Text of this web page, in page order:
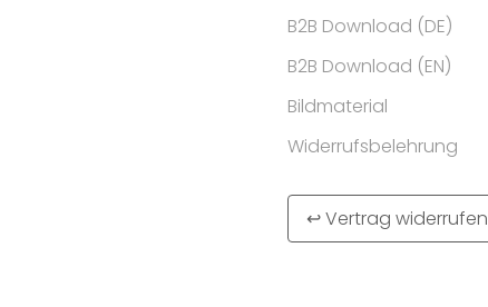
B2B Download (DE)
B2B Download (EN)
Bildmaterial
Widerrufsbelehrung
↩ Vertrag widerrufen